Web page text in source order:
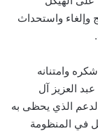
وإلغاء واستحداث
وامتنانه
العزيز آل
الذي يحظى به
في المنظومة